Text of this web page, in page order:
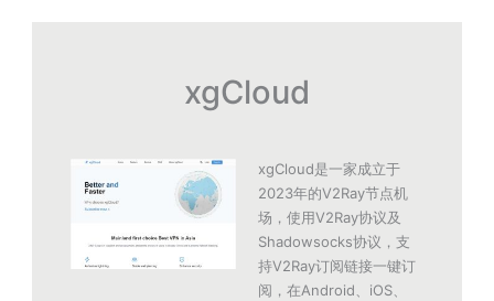
xgCloud
xgCloud是一家成立于
2023年的V2Ray节点机
场，使用V2Ray协议及
Shadowsocks协议，支
持V2Ray订阅链接一键订
阅，在Android、iOS、